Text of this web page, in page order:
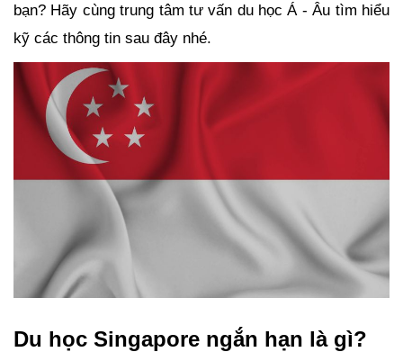
bạn? Hãy cùng trung tâm tư vấn du học Á - Âu tìm hiểu
kỹ các thông tin sau đây nhé.
Du học Singapore ngắn hạn là gì?